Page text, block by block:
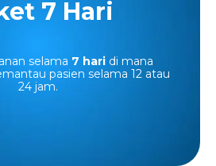
7 Hari
selama 7 haridi mana
pasien selama 12 atau
24 jam.
Paket 7 Hari
Rp4.403.000